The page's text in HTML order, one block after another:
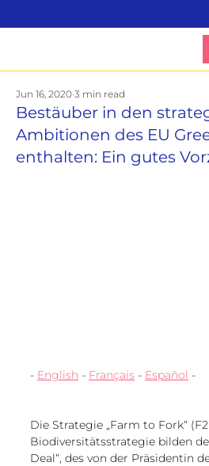
Bestäuber in den
Ambitionen des EU
enthalten: Ein gutes
Jun 16, 2020 3 min read
- English - Français - Español -
Die Strategie „Farm to Fork“
Biodiversitätsstrategie bilden
Deal“, des von der Präsidentin